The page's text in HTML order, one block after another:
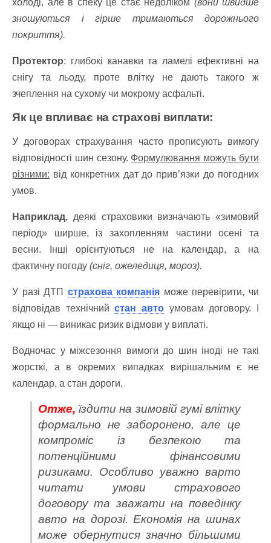
холоді, але в спеку це стає недоліком (вони швидше
зношуються і гірше тримаються дорожнього
покриття).
Протектор: глибокі канавки та ламелі ефективні на
снігу та льоду, проте влітку не дають такого ж
зчеплення на сухому чи мокрому асфальті.
Як це впливає на страхові виплати:
У договорах страхування часто прописують вимогу
відповідності шин сезону. Формулювання можуть бути
різними: від конкретних дат до прив’язки до погодних
умов.
Наприклад, деякі страховики визначають «зимовий
період» ширше, із захопленням частини осені та
весни. Інші орієнтуються не на календар, а на
фактичну погоду (сніг, ожеледиця, мороз).
У разі ДТП страхова компанія може перевірити, чи
відповідав технічнийстан авто умовам договору. І
якщо ні — виникає ризик відмови у виплаті.
Водночас у міжсезоння вимоги до шин іноді не такі
жорсткі, а в окремих випадках вирішальним є не
календар, а стан дороги.
Отже, їздити на зимовій гумі влітку
формально не заборонено, але це
компроміс із безпекою та
потенційними фінансовими
ризиками. Особливо уважно варто
читати умови страхового
договору та зважати на поведінку
авто на дорозі.Економія на шинах
може обернутися значно більшими